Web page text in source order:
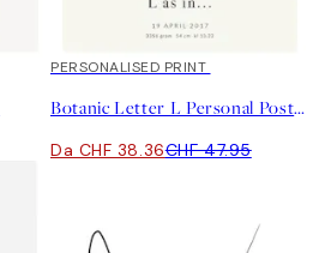
20%*
PERSONALISED PRINT
Botanic Letter L Personal Poster
Da CHF 38.36CHF 47.95